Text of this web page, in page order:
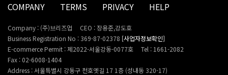
COMPANY TERMS PRIVACY HELP
Company : (주)브리즈업
CEO : 장용준,강도호
Business Registration No : 369-87-02378 [사업자정보확인]
E-commerce Permit : 제2022-서울강동-0077호
Tel : 1661-2082
Fax : 02-6008-1404
Address : 서울특별시 강동구 천호옛길 17 1층 (성내동 320-17)